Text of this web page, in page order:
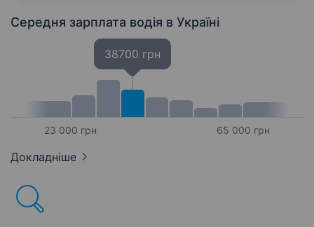
Середня зарплата водія в Україні
23 000 грн
38700 грн
65 000 грн
Докладніше